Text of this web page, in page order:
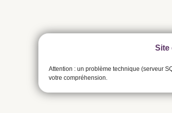
Site
Attention : un problème technique (serveur
votre compréhension.